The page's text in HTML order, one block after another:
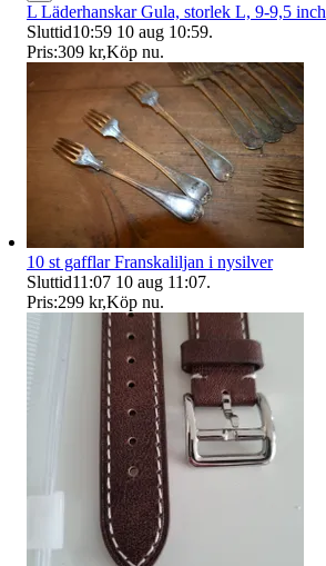
L Läderhanskar Gula, storlek L, 9-9,5 inch
Sluttid10:59 10 aug 10:59.
Pris:309 kr,Köp nu.
10 st gafflar Franskaliljan i nysilver
Sluttid11:07 10 aug 11:07.
Pris:299 kr,Köp nu.